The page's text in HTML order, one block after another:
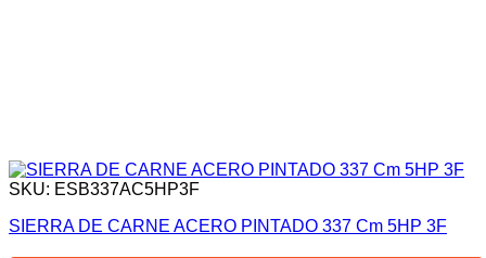
SKU: ESB337AC5HP3F
SIERRA DE CARNE ACERO PINTADO 337 Cm 5HP 3F